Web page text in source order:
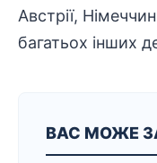
Австрії,
багатьох інших
ВАС МОЖЕ